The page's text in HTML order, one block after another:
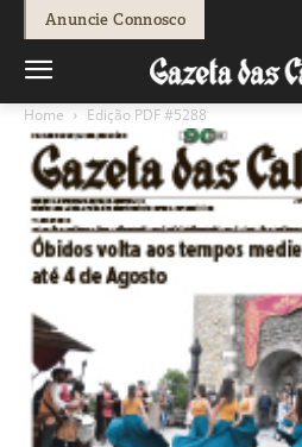
Anuncie Connosco
Home Edição PDF #5288